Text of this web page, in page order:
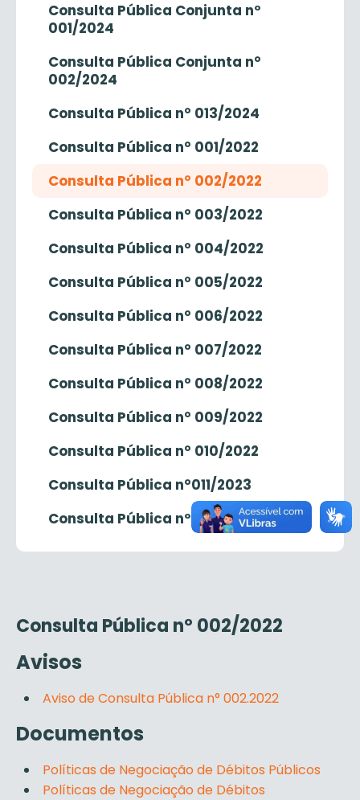
Consulta Pública Conjunta nº
001/2024
Consulta Pública Conjunta n°
002/2024
Consulta Pública n° 013/2024
Consulta Pública n° 001/2022
Consulta Pública n° 002/2022
Consulta Pública n° 003/2022
Consulta Pública n° 004/2022
Consulta Pública n° 005/2022
Consulta Pública n° 006/2022
Consulta Pública n° 007/2022
Consulta Pública n° 008/2022
Consulta Pública n° 009/2022
Consulta Pública n° 010/2022
Consulta Pública n°011/2023
Consulta Pública nº 012/2023
Consulta Pública n° 002/2022
Avisos
Aviso de Consulta Pública n° 002.2022
Documentos
Políticas de Negociação de Débitos Públicos
Políticas de Negociação de Débitos